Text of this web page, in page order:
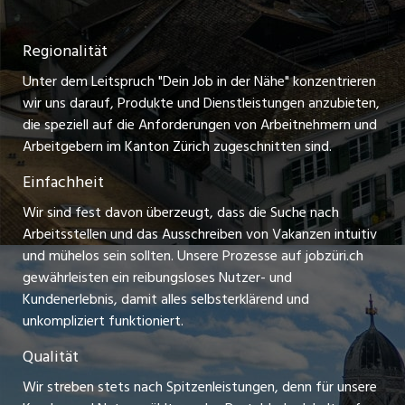
Temporäre Jobs
Freelance Jobs
Praktikum-Jobs
Lehrstellen
Ferienjobs
Führungspositionen
Arbeitgeber
Jobline
Nutzungsbedingungen
Impressum
Stellenmeldepflicht
zentraljob.ch
myjob.ch
schaffu.ch (VS)
ajourjob.ch
limmattalerzeitung.ch
radio24.ch
toxic.fm
telezüri.ch
chmedia.ch
Regionalität
Unter dem Leitspruch "Dein Job in der Nähe" konzentrieren
wir uns darauf, Produkte und Dienstleistungen anzubieten,
die speziell auf die Anforderungen von Arbeitnehmern und
Arbeitgebern im Kanton Zürich zugeschnitten sind.
Einfachheit
Wir sind fest davon überzeugt, dass die Suche nach
Arbeitsstellen und das Ausschreiben von Vakanzen intuitiv
und mühelos sein sollten. Unsere Prozesse auf jobzüri.ch
gewährleisten ein reibungsloses Nutzer- und
Kundenerlebnis, damit alles selbsterklärend und
unkompliziert funktioniert.
Qualität
Wir streben stets nach Spitzenleistungen, denn für unsere